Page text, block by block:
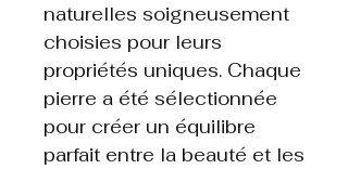
naturelles soigneusement
choisies pour leurs
propriétés uniques. Chaque
pierre a été sélectionnée
pour créer un équilibre
parfait entre la beauté et les